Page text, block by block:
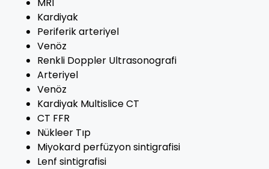
Kardiyak
Periferik arteriyel
Venöz
Renkli Doppler Ultrasonografi
Arteriyel
Venöz
Kardiyak Multislice CT
CT FFR
Nükleer Tıp
Miyokard perfüzyon sintigrafisi
Lenf sintigrafisi